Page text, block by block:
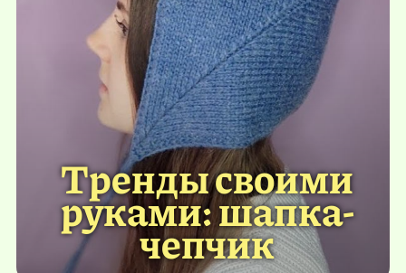
Тренды своими
руками: шапка-
чепчик